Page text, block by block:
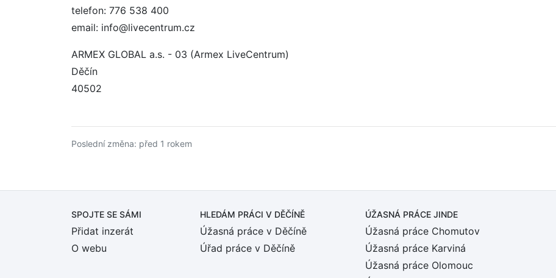
telefon: 776 538 400
email: info@livecentrum.cz
ARMEX GLOBAL a.s. - 03 (Armex LiveCentrum)
Děčín
40502
Poslední změna: před 1 rokem
SPOJTE SE SÁMI
Přidat inzerát
O webu
HLEDÁM PRÁCI V DĚČÍNĚ
Úžasná práce v Děčíně
Úřad práce v Děčíně
ÚŽASNÁ PRÁCE JINDE
Úžasná práce Chomutov
Úžasná práce Karviná
Úžasná práce Olomouc